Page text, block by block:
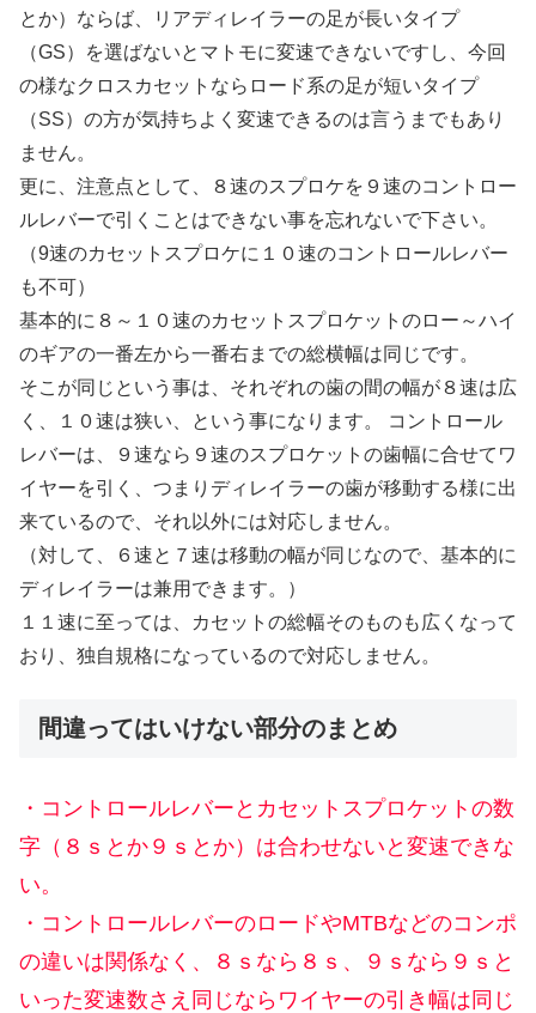
とか）ならば、リアディレイラーの足が長いタイプ
（GS）を選ばないとマトモに変速できないですし、今回
の様なクロスカセットならロード系の足が短いタイプ
（SS）の方が気持ちよく変速できるのは言うまでもあり
ません。
更に、注意点として、８速のスプロケを９速のコントロー
ルレバーで引くことはできない事を忘れないで下さい。
（9速のカセットスプロケに１０速のコントロールレバー
も不可）
基本的に８～１０速のカセットスプロケットのロー～ハイ
のギアの一番左から一番右までの総横幅は同じです。
そこが同じという事は、それぞれの歯の間の幅が８速は広
く、１０速は狭い、という事になります。 コントロール
レバーは、９速なら９速のスプロケットの歯幅に合せてワ
イヤーを引く、つまりディレイラーの歯が移動する様に出
来ているので、それ以外には対応しません。
（対して、６速と７速は移動の幅が同じなので、基本的に
ディレイラーは兼用できます。）
１１速に至っては、カセットの総幅そのものも広くなって
おり、独自規格になっているので対応しません。
間違ってはいけない部分のまとめ
・コントロールレバーとカセットスプロケットの数
字（８ｓとか９ｓとか）は合わせないと変速できな
い。
・コントロールレバーのロードやMTBなどのコンポ
の違いは関係なく、８ｓなら８ｓ、９ｓなら９ｓと
いった変速数さえ同じならワイヤーの引き幅は同じ